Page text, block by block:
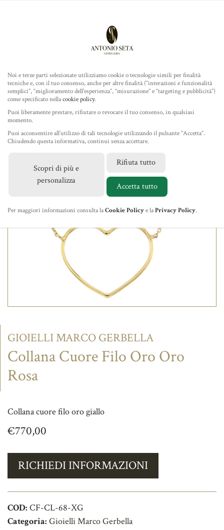
ROLEX
TUDOR
GIOIELLERIA
IL NEGOZIO
NEWS
CONTATTI
Home/Gioielleria/Gioielli Marco Gerbella
Filo Oro Oro Rosa
GIOIELLI MARCO GERBELLA
Collana Cuore Filo Oro Oro
Rosa
Collana cuore filo oro giallo
€770,00
RICHIEDI INFORMAZIONI
COD: CF-CL-68-XG
Categoria: Gioielli Marco Gerbella
Noi e terze parti selezionate utilizziamo cookie o tecnologie simili per finalità
tecniche e, con il tuo consenso, anche per altre finalità (“interazioni e funzionalità
semplici”, “miglioramento dell'esperienza”, “misurazione” e “targeting e pubblicità”)
come specificato nellacookie policy.
Puoi liberamente prestare, rifiutare o revocare il tuo consenso, in qualsiasi
momento.
Puoi acconsentire all’utilizzo di tali tecnologie utilizzando il pulsante “Accetta”.
Chiudendo questa informativa, continui senza accettare.
Scopri di più e
personalizza
Rifiuta tutto
Accetta tutto
Per maggiori informazioni consulta laCookie Policye laPrivacy Policy.